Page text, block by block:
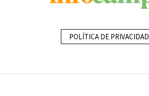
POLÍTICA DE PRIVACIDAD